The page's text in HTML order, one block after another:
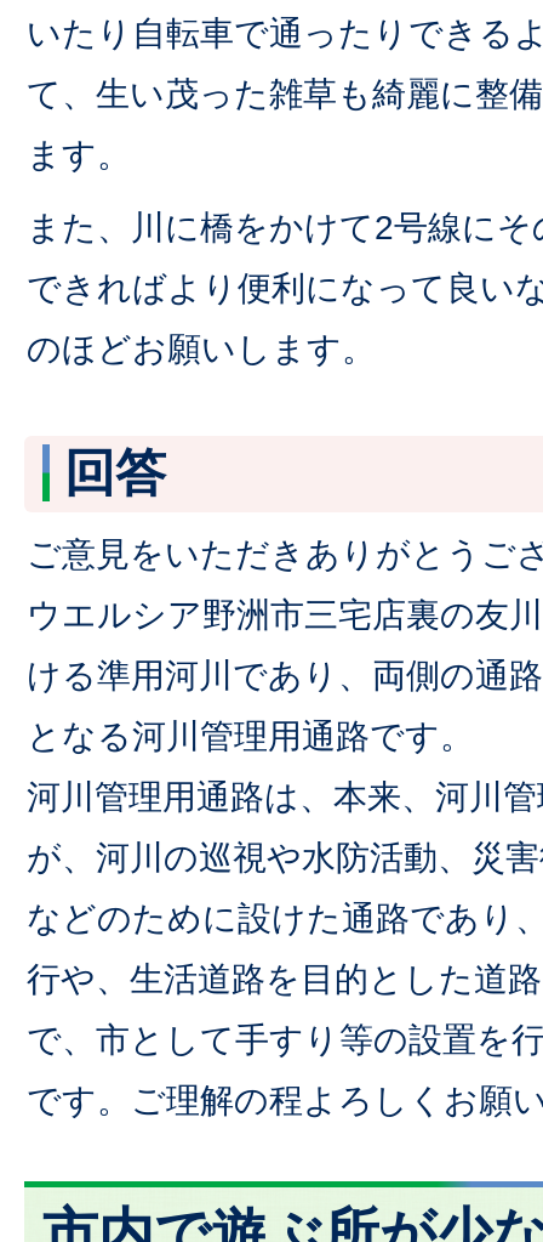
いたり自転車で通ったりできる
て、生い茂った雑草も綺麗に整
ます。
また、川に橋をかけて2号線に
できればより便利になって良い
のほどお願いします。
回答
ご意見をいただきありがとうご
ウエルシア野洲市三宅店裏の友
ける準用河川であり、両側の通
となる河川管理用通路です。
河川管理用通路は、本来、河川
が、河川の巡視や水防活動、災
などのために設けた通路であり
行や、生活道路を目的とした道
で、市として手すり等の設置を
です。ご理解の程よろしくお願